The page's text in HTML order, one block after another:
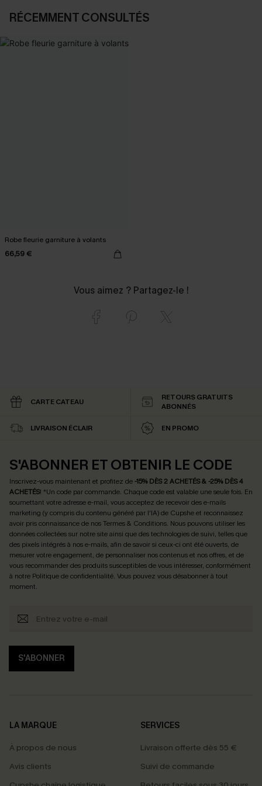
RÉCEMMENT CONSULTÉS
Robe fleurie garniture à volants
66,59 €
Vous aimez ? Partagez-le !
CARTE CATEAU
RETOURS GRATUITS
ABONNÉS
LIVRAISON ÉCLAIR EN PROMO
S'ABONNER ET OBTENIR LE CODE
Inscrivez-vous maintenant et profitez de -15% DÈS 2 ACHETÉS & -25% DÈS 4
ACHETÉS! *Un code par commande. Chaque code est valable une seule fois. En
soumettant votre adresse e-mail, vous acceptez de recevoir des e-mails
marketing (y compris du contenu généré par l'IA) de Cupshe et reconnaissez
avoir pris connaissance de nosTermes & Conditions. Nous pouvons utiliser les
données collectées sur notre site ainsi que des technologies de suivi, telles que
des pixels intégrés à nos e-mails, afin de savoir si ceux-ci ont été ouverts, de
mesurer votre engagement, de personnaliser nos contenus et nos offres, et de
vous recommander des produits susceptibles de vous intéresser, conformément
à notre Politique de confidentialité. Vous pouvez vous désabonner à tout
moment.
S'ABONNER
LA MARQUE
À propos de nous
Avis clients
SERVICES
Livraison offerte dès 55 €
Suivi de commande